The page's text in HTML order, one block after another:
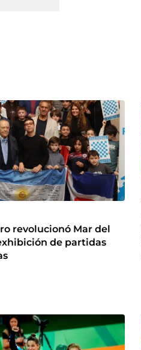
revolucionó Mar del
de partidas